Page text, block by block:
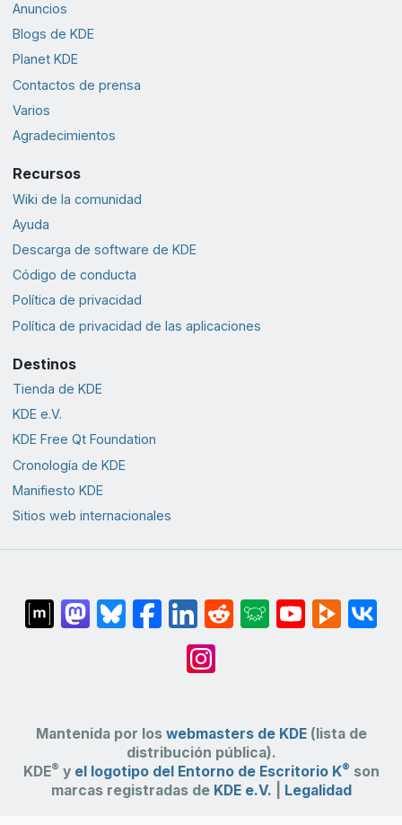
Anuncios
Blogs de KDE
Planet KDE
Contactos de prensa
Varios
Agradecimientos
Recursos
Wiki de la comunidad
Ayuda
Descarga de software de KDE
Código de conducta
Política de privacidad
Política de privacidad de las aplicaciones
Destinos
Tienda de KDE
KDE e.V.
KDE Free Qt Foundation
Cronología de KDE
Manifiesto KDE
Sitios web internacionales
Mantenida por los webmasters de KDE(lista de
distribución pública).
KDE® y el logotipo del Entorno de Escritorio K® son
marcas registradas de KDE e.V. Legalidad